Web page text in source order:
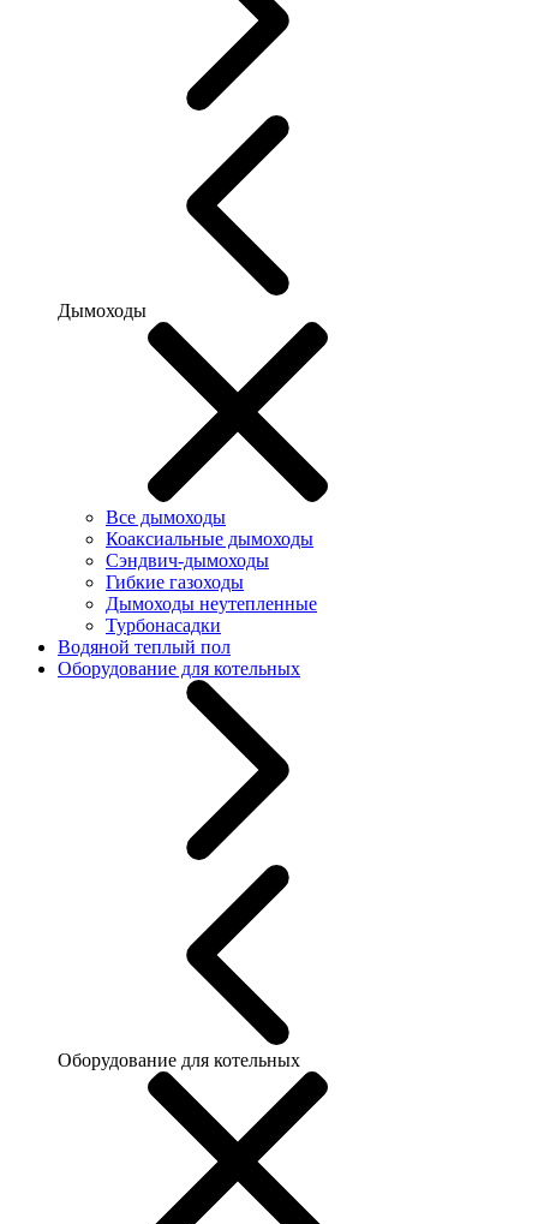
Дымоходы
Все дымоходы
Коаксиальные дымоходы
Сэндвич-дымоходы
Гибкие газоходы
Дымоходы неутепленные
Турбонасадки
Водяной теплый пол
Оборудование для котельных
Оборудование для котельных